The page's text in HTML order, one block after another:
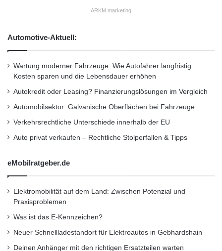
ARKM.marketing
Automotive-Aktuell:
Wartung moderner Fahrzeuge: Wie Autofahrer langfristig
Kosten sparen und die Lebensdauer erhöhen
Autokredit oder Leasing? Finanzierungslösungen im Vergleich
Automobilsektor: Galvanische Oberflächen bei Fahrzeuge
Verkehrsrechtliche Unterschiede innerhalb der EU
Auto privat verkaufen – Rechtliche Stolperfallen & Tipps
eMobilratgeber.de
Elektromobilität auf dem Land: Zwischen Potenzial und
Praxisproblemen
Was ist das E-Kennzeichen?
Neuer Schnellladestandort für Elektroautos in Gebhardshain
Deinen Anhänger mit den richtigen Ersatzteilen warten